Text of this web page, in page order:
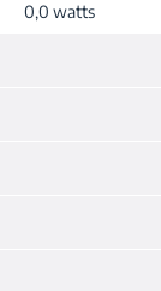
0,0 watts